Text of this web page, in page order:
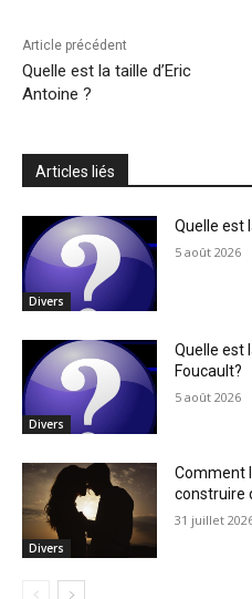
Article précédent
Quelle est la taille d’Eric
Antoine ?
Articles liés
Divers
Quelle est
5 août 2026
Divers
Quelle est
Foucault?
5 août 2026
Divers
Comment
construire
31 juillet